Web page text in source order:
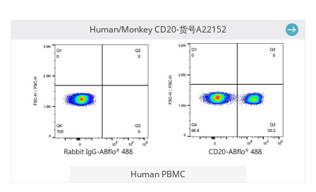
Human/Monkey CD20-货号A22152
Human PBMC